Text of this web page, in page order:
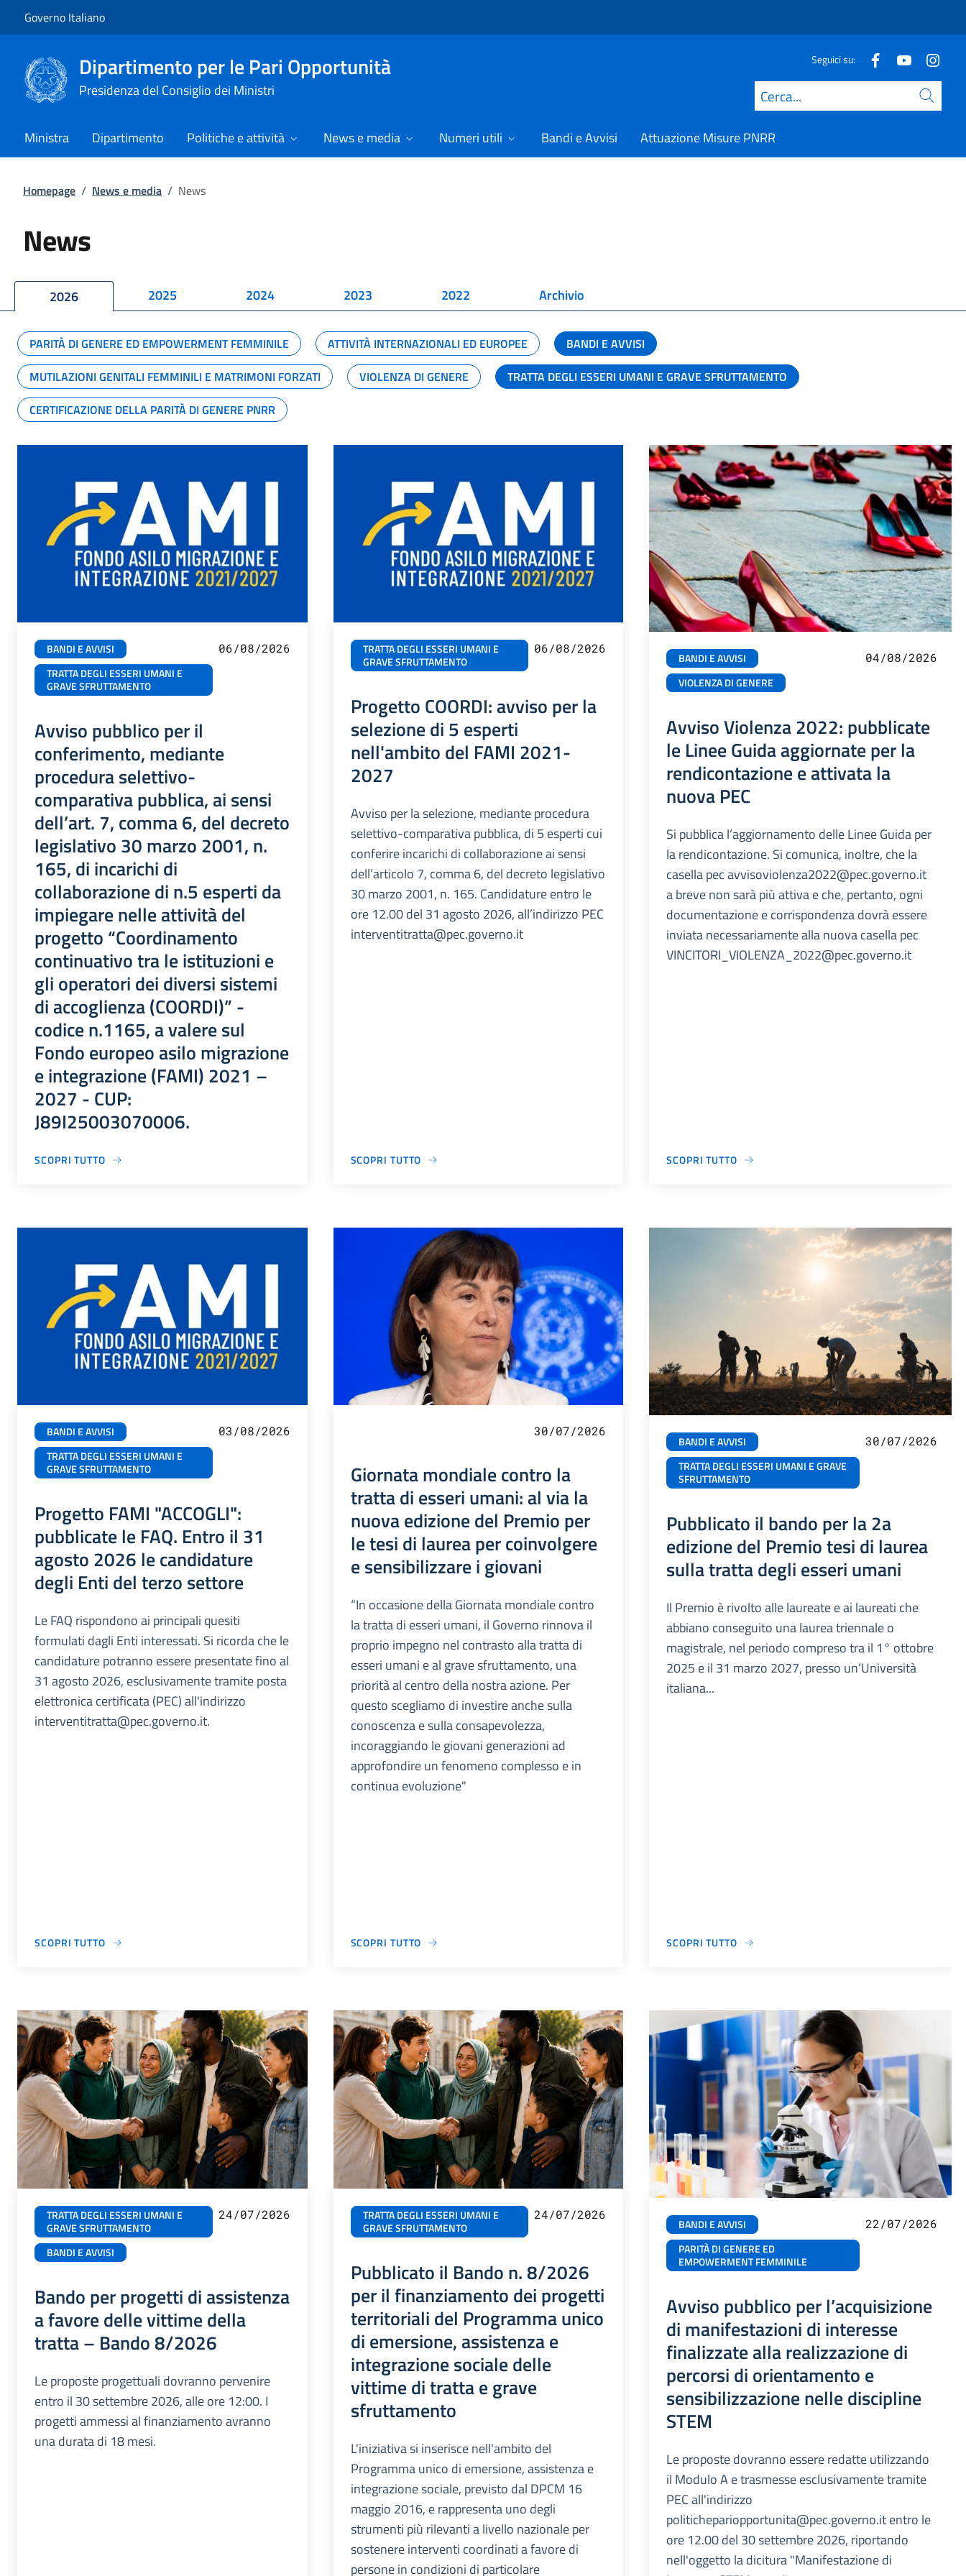
Governo Italiano
Dipartimento per le Pari Opportunità
Presidenza del Consiglio dei Ministri
Seguici su:
Cerca
Ministra Dipartimento Politiche e attività News e media Numeri utili Bandi e Avvisi Attuazione Misure PNRR
Homepage / News e media / News
News
2026 2025 2024 2023 2022 Archivio
PARITÀ DI GENERE ED EMPOWERMENT FEMMINILE ATTIVITÀ INTERNAZIONALI ED EUROPEE
BANDI E AVVISI
MUTILAZIONI GENITALI FEMMINILI E MATRIMONI FORZATI
VIOLENZA DI GENERE
TRATTA DEGLI ESSERI UMANI E GRAVE SFRUTTAMENTO
CERTIFICAZIONE DELLA PARITÀ DI GENERE PNRR
BANDI E AVVISI
TRATTA DEGLI ESSERI UMANI E
GRAVE SFRUTTAMENTO
06/08/2026
Avviso pubblico per il
conferimento, mediante
procedura selettivo-
comparativa pubblica, ai sensi
dell’art. 7, comma 6, del decreto
legislativo 30 marzo 2001, n.
165, di incarichi di
collaborazione di n.5 esperti da
impiegare nelle attività del
progetto “Coordinamento
continuativo tra le istituzioni e
gli operatori dei diversi sistemi
di accoglienza (COORDI)” -
codice n.1165, a valere sul
Fondo europeo asilo migrazione
e integrazione (FAMI) 2021 –
2027 - CUP:
J89I25003070006.
SCOPRI TUTTO
TRATTA DEGLI ESSERI UMANI E
GRAVE SFRUTTAMENTO
06/08/2026
Progetto COORDI: avviso per la
selezione di 5 esperti
nell'ambito del FAMI 2021-
2027
Avviso per la selezione, mediante procedura
selettivo-comparativa pubblica, di 5 esperti cui
conferire incarichi di collaborazione ai sensi
dell’articolo 7, comma 6, del decreto legislativo
30 marzo 2001, n. 165. Candidature entro le
ore 12.00 del 31 agosto 2026, all’indirizzo PEC
interventitratta@pec.governo.it
SCOPRI TUTTO
BANDI E AVVISI
VIOLENZA DI GENERE
04/08/2026
Avviso Violenza 2022: pubblicate
le Linee Guida aggiornate per la
rendicontazione e attivata la
nuova PEC
Si pubblica l’aggiornamento delle Linee Guida per
la rendicontazione. Si comunica, inoltre, che la
casella pec avvisoviolenza2022@pec.governo.it
a breve non sarà più attiva e che, pertanto, ogni
documentazione e corrispondenza dovrà essere
inviata necessariamente alla nuova casella pec
VINCITORI_VIOLENZA_2022@pec.governo.it
SCOPRI TUTTO
BANDI E AVVISI
TRATTA DEGLI ESSERI UMANI E
GRAVE SFRUTTAMENTO
03/08/2026
Progetto FAMI "ACCOGLI":
pubblicate le FAQ. Entro il 31
agosto 2026 le candidature
degli Enti del terzo settore
Le FAQ rispondono ai principali quesiti
formulati dagli Enti interessati. Si ricorda che le
candidature potranno essere presentate fino al
31 agosto 2026, esclusivamente tramite posta
elettronica certificata (PEC) all'indirizzo
interventitratta@pec.governo.it.
SCOPRI TUTTO
30/07/2026
Giornata mondiale contro la
tratta di esseri umani: al via la
nuova edizione del Premio per
le tesi di laurea per coinvolgere
e sensibilizzare i giovani
“In occasione della Giornata mondiale contro
la tratta di esseri umani, il Governo rinnova il
proprio impegno nel contrasto alla tratta di
esseri umani e al grave sfruttamento, una
priorità al centro della nostra azione. Per
questo scegliamo di investire anche sulla
conoscenza e sulla consapevolezza,
incoraggiando le giovani generazioni ad
approfondire un fenomeno complesso e in
continua evoluzione"
SCOPRI TUTTO
BANDI E AVVISI
TRATTA DEGLI ESSERI UMANI E GRAVE
SFRUTTAMENTO
30/07/2026
Pubblicato il bando per la 2a
edizione del Premio tesi di laurea
sulla tratta degli esseri umani
Il Premio è rivolto alle laureate e ai laureati che
abbiano conseguito una laurea triennale o
magistrale, nel periodo compreso tra il 1° ottobre
2025 e il 31 marzo 2027, presso un’Università
italiana...
SCOPRI TUTTO
TRATTA DEGLI ESSERI UMANI E
GRAVE SFRUTTAMENTO
BANDI E AVVISI
24/07/2026
Bando per progetti di assistenza
a favore delle vittime della
tratta – Bando 8/2026
Le proposte progettuali dovranno pervenire
entro il 30 settembre 2026, alle ore 12:00. I
progetti ammessi al finanziamento avranno
una durata di 18 mesi.
TRATTA DEGLI ESSERI UMANI E
GRAVE SFRUTTAMENTO
24/07/2026
Pubblicato il Bando n. 8/2026
per il finanziamento dei progetti
territoriali del Programma unico
di emersione, assistenza e
integrazione sociale delle
vittime di tratta e grave
sfruttamento
L'iniziativa si inserisce nell'ambito del
Programma unico di emersione, assistenza e
integrazione sociale, previsto dal DPCM 16
maggio 2016, e rappresenta uno degli
strumenti più rilevanti a livello nazionale per
sostenere interventi coordinati a favore di
persone in condizioni di particolare
BANDI E AVVISI
PARITÀ DI GENERE ED
EMPOWERMENT FEMMINILE
22/07/2026
Avviso pubblico per l’acquisizione
di manifestazioni di interesse
finalizzate alla realizzazione di
percorsi di orientamento e
sensibilizzazione nelle discipline
STEM
Le proposte dovranno essere redatte utilizzando
il Modulo A e trasmesse esclusivamente tramite
PEC all'indirizzo
politichepariopportunita@pec.governo.it entro le
ore 12.00 del 30 settembre 2026, riportando
nell'oggetto la dicitura "Manifestazione di